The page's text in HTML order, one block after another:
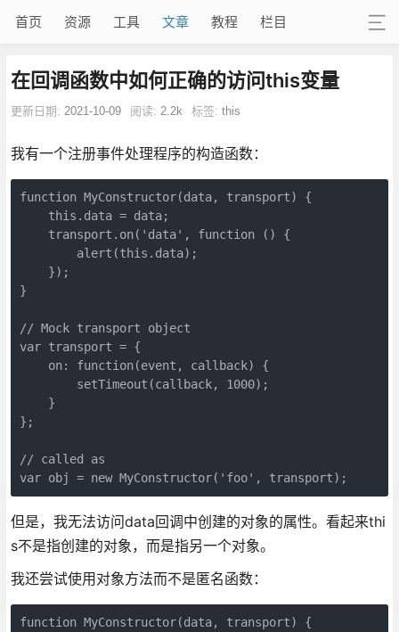
首页 资源 工具 文章 教程 栏目
在回调函数中如何正确的访问this变量
更新日期: 2021-10-09 阅读: 2.2k 标签: this
我有一个注册事件处理程序的构造函数：
function MyConstructor(data, transport) {
    this.data = data;
    transport.on('data', function () {
        alert(this.data);
    });
}
// Mock transport object
var transport = {
    on: function(event, callback) {
        setTimeout(callback, 1000);
    }
};
// called as
var obj = new MyConstructor('foo', transport);
但是，我无法访问data回调中创建的对象的属性。看起来thi
s不是指创建的对象，而是指另一个对象。
我还尝试使用对象方法而不是匿名函数：
function MyConstructor(data, transport) {